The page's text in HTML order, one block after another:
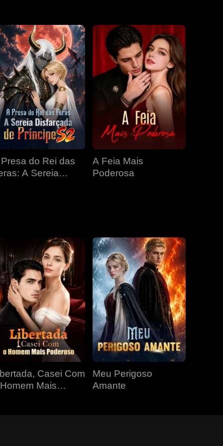
EP 34 EP 35 EP 36
EP 37 EP 38 EP 39
do Rei das
A Sereia
A Feia Mais
Poderosa
Casei Com
Mais
Meu Perigoso
Amante